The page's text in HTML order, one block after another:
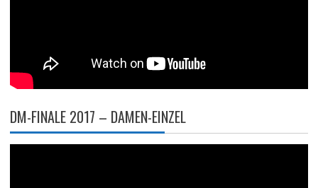
DM-FINALE 2017 – DAMEN-EINZEL